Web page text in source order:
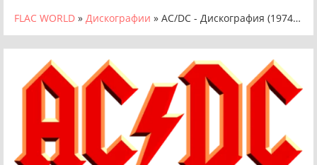
FLAC WORLD » Дискографии » AC/DC - Дискография (1974-2014)